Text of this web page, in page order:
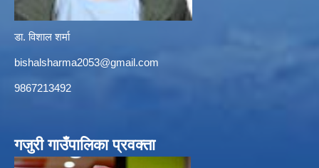
डा. विशाल शर्मा
bishalsharma2053@gmail.com
9867213492
गजुरी गाउँपालिका प्रवक्ता